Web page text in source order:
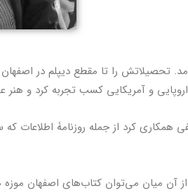
اصفهان به دنیا آمد. تحصیلاتش را تا مقطع
و آمریکایی کسب تجربه کرد و هنر
همکاری کرد از جمله روزنامۀ اطلاعات
از آن میان می‌توان کتاب‌های اصفهان